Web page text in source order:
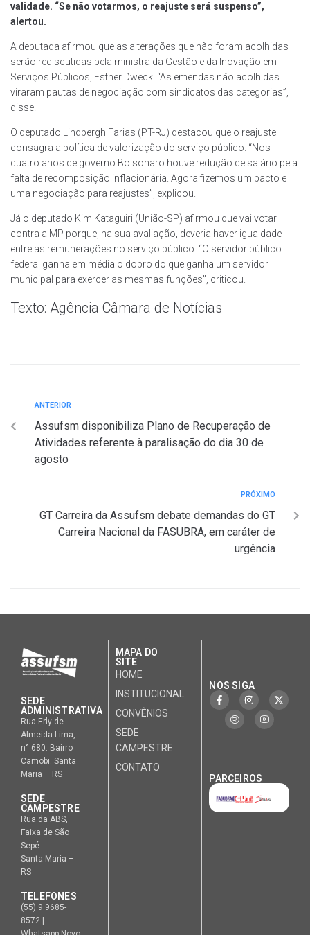
validade. “Se não votarmos, o reajuste será suspenso”,
alertou.
A deputada afirmou que as alterações que não foram acolhidas
serão rediscutidas pela ministra da Gestão e da Inovação em
Serviços Públicos, Esther Dweck. “As emendas não acolhidas
viraram pautas de negociação com sindicatos das categorias”,
disse.
O deputado Lindbergh Farias (PT-RJ) destacou que o reajuste
consagra a política de valorização do serviço público. “Nos
quatro anos de governo Bolsonaro houve redução de salário pela
falta de recomposição inflacionária. Agora fizemos um pacto e
uma negociação para reajustes”, explicou.
Já o deputado Kim Kataguiri (União-SP) afirmou que vai votar
contra a MP porque, na sua avaliação, deveria haver igualdade
entre as remunerações no serviço público. “O servidor público
federal ganha em média o dobro do que ganha um servidor
municipal para exercer as mesmas funções”, criticou.
Texto: Agência Câmara de Notícias
ANTERIOR
Assufsm disponibiliza Plano de Recuperação de
Atividades referente à paralisação do dia 30 de
agosto
PRÓXIMO
GT Carreira da Assufsm debate demandas do GT
Carreira Nacional da FASUBRA, em caráter de
urgência
SEDE
ADMINISTRATIVA
Rua Erly de
Almeida Lima,
n° 680. Bairro
Camobi. Santa
Maria – RS
SEDE
CAMPESTRE
Rua da ABS,
Faixa de São
Sepé.
Santa Maria –
RS
TELEFONES
(55) 9.9685-
8572 |
MAPA DO
SITE
HOME
INSTITUCIONAL
CONVÊNIOS
SEDE
CAMPESTRE
CONTATO
NOS SIGA
PARCEIROS